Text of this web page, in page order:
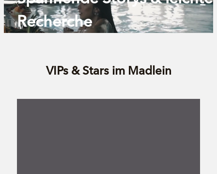
Recherche
VIPs & Stars im Madlein